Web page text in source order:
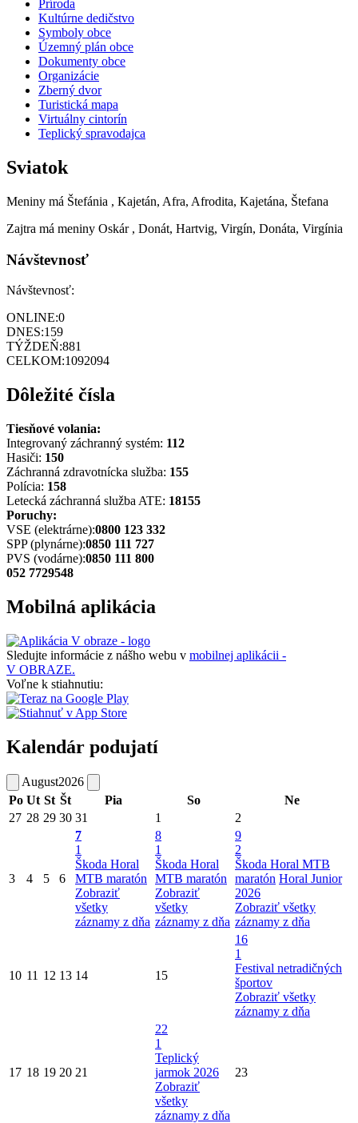
Príroda
Kultúrne dedičstvo
Symboly obce
Územný plán obce
Dokumenty obce
Organizácie
Zberný dvor
Turistická mapa
Virtuálny cintorín
Teplický spravodajca
Sviatok
Meniny má Štefánia , Kajetán, Afra, Afrodita, Kajetána, Štefana
Zajtra má meniny Oskár , Donát, Hartvig, Virgín, Donáta, Virgínia
Návštevnosť
Návštevnosť:
ONLINE:0
DNES:159
TÝŽDEŇ:881
CELKOM:1092094
Dôležité čísla
Tiesňové volania:
Integrovaný záchranný systém: 112
Hasiči: 150
Záchranná zdravotnícka služba: 155
Polícia: 158
Letecká záchranná služba ATE: 18155
Poruchy:
VSE (elektrárne):0800 123 332
SPP (plynárne):0850 111 727
PVS (vodárne):0850 111 800
052 7729548
Mobilná aplikácia
Sledujte informácie z nášho webu v mobilnej aplikácii -
V OBRAZE.
Voľne k stiahnutiu:
Kalendár podujatí
August2026
Po Ut St Št Pia So
Ne
27 28 29 30 31 1 2
3 4 5 6
7
1
Škoda Horal
MTB maratón
Zobraziť
všetky
záznamy z dňa
8
1
Škoda Horal
MTB maratón
Zobraziť
všetky
záznamy z dňa
9
2
Škoda Horal MTB
maratón Horal Junior
2026
Zobraziť všetky
záznamy z dňa
10 11 12 13 14 15
16
1
Festival netradičných
športov
Zobraziť všetky
záznamy z dňa
17 18 19 20 21
22
1
Teplický
jarmok 2026
Zobraziť
všetky
záznamy z dňa
23